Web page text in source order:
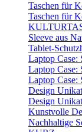
Taschen für
Taschen für
Sleeve aus
Tablet-
Laptop
Laptop
Laptop
Design
Design
Kunstvolle
Nachhaltige